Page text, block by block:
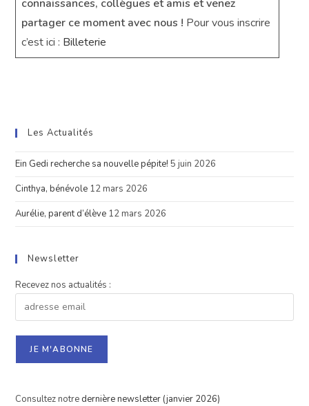
connaissances, collègues et amis et venez
partager ce moment avec nous ! Pour vous inscrire
c’est ici : Billeterie
Les Actualités
Ein Gedi recherche sa nouvelle pépite! 5 juin 2026
Cinthya, bénévole 12 mars 2026
Aurélie, parent d’élève 12 mars 2026
Newsletter
Recevez nos actualités :
Consultez notre dernière newsletter (janvier 2026)